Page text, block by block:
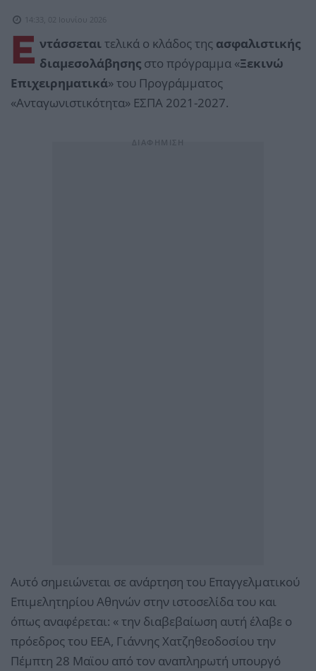
14:33, 02 Ιουνίου 2026
Ε ντάσσεταιτελικά ο κλάδος της ασφαλιστικής
διαμεσολάβησης στο πρόγραμμα «Ξεκινώ
Επιχειρηματικά» του Προγράμματος
«Ανταγωνιστικότητα» ΕΣΠΑ 2021-2027.
Αυτό σημειώνεται σε ανάρτηση του Επαγγελματικού
Επιμελητηρίου Αθηνών στην ιστοσελίδα του και
όπως αναφέρεται: « την διαβεβαίωση αυτή έλαβε ο
πρόεδρος του ΕΕΑ, Γιάννης Χατζηθεοδοσίου την
Πέμπτη 28 Μαϊου από τον αναπληρωτή υπουργό